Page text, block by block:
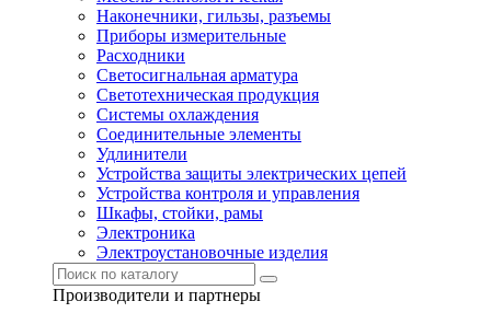
Наконечники, гильзы, разъемы
Приборы измерительные
Расходники
Светосигнальная арматура
Светотехническая продукция
Системы охлаждения
Соединительные элементы
Удлинители
Устройства защиты электрических цепей
Устройства контроля и управления
Шкафы, стойки, рамы
Электроника
Электроустановочные изделия
Производители и партнеры